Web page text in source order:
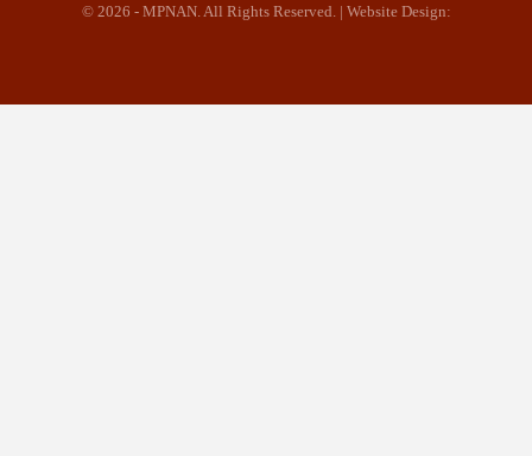
© 2026 - MPNAN. All Rights Reserved. | Website Design: